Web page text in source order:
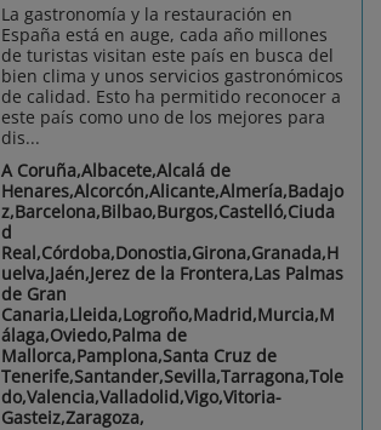
La gastronomía y la restauración en
España está en auge, cada año millones
de turistas visitan este país en busca del
bien clima y unos servicios gastronómicos
de calidad. Esto ha permitido reconocer a
este país como uno de los mejores para
dis...
A Coruña,Albacete,Alcalá de
Henares,Alcorcón,Alicante,Almería,Badajo
z,Barcelona,Bilbao,Burgos,Castelló,Ciuda
d
Real,Córdoba,Donostia,Girona,Granada,H
uelva,Jaén,Jerez de la Frontera,Las Palmas
de Gran
Canaria,Lleida,Logroño,Madrid,Murcia,M
álaga,Oviedo,Palma de
Mallorca,Pamplona,Santa Cruz de
Tenerife,Santander,Sevilla,Tarragona,Tole
do,Valencia,Valladolid,Vigo,Vitoria-
Gasteiz,Zaragoza,